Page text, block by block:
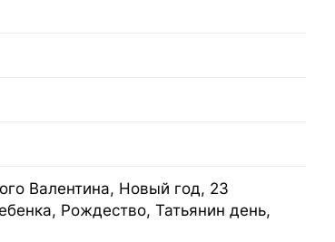
Валентина, Новый год, 23
Рождество, Татьянин день,